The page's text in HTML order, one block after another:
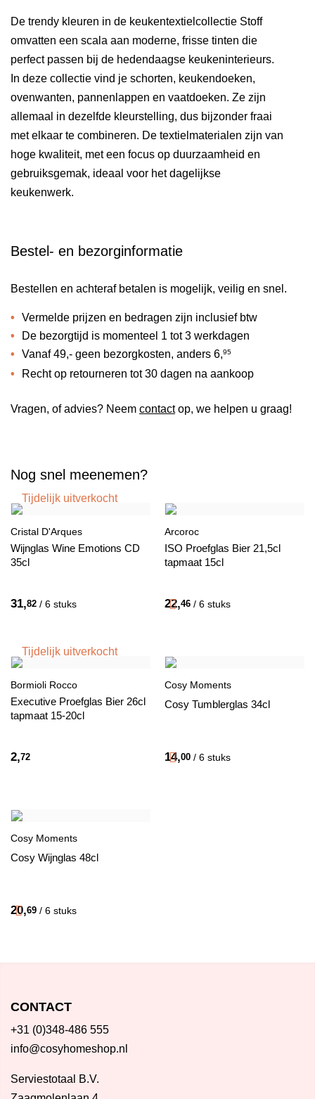
De trendy kleuren in de keukentextielcollectie Stoff
omvatten een scala aan moderne, frisse tinten die
perfect passen bij de hedendaagse keukeninterieurs.
In deze collectie vind je schorten, keukendoeken,
ovenwanten, pannenlappen en vaatdoeken. Ze zijn
allemaal in dezelfde kleurstelling, dus bijzonder fraai
met elkaar te combineren. De textielmaterialen zijn van
hoge kwaliteit, met een focus op duurzaamheid en
gebruiksgemak, ideaal voor het dagelijkse
keukenwerk.
Bestel- en bezorginformatie
Bestellen en achteraf betalen is mogelijk, veilig en snel.
Vermelde prijzen en bedragen zijn inclusief btw
De bezorgtijd is momenteel 1 tot 3 werkdagen
Vanaf 49,- geen bezorgkosten, anders 6,95
Recht op retourneren tot 30 dagen na aankoop
Vragen, of advies? Neem contactop, we helpen u graag!
Nog snel meenemen?
Tijdelijk uitverkocht
Cristal D'Arques
Wijnglas Wine Emotions CD
35cl
31,82 / 6 stuks
Arcoroc
ISO Proefglas Bier 21,5cl
tapmaat 15cl
22,46 / 6 stuks
Tijdelijk uitverkocht
Bormioli Rocco
Executive Proefglas Bier 26cl
tapmaat 15-20cl
2,72
Cosy Moments
Cosy Tumblerglas 34cl
14,00 / 6 stuks
Cosy Moments
Cosy Wijnglas 48cl
20,69 / 6 stuks
CONTACT
+31 (0)348-486 555
info@cosyhomeshop.nl
Serviestotaal B.V.